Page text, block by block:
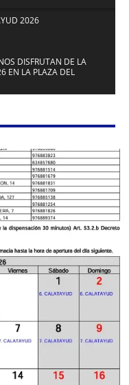
2026
DISFRUTAN DE LA
EN LA PLAZA DEL